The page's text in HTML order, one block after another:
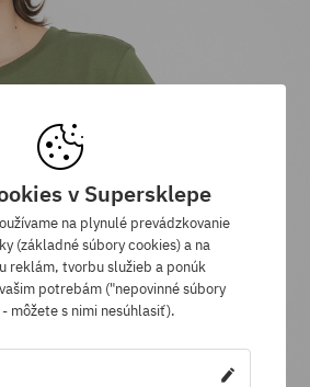
v Supersklepe
na plynulé prevádzkovanie
(základné súbory cookies) a na
reklám, tvorbu služieb a ponúk
potrebám ("nepovinné súbory
môžete s nimi nesúhlasiť).